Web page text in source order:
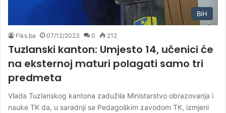
BiH
Fiks.ba 07/12/2023 0 212
Tuzlanski kanton: Umjesto 14, učenici će
na eksternoj maturi polagati samo tri
predmeta
Vlada Tuzlanskog kantona zadužila Ministarstvo obrazovanja i
nauke TK da, u saradnji sa Pedagoškim zavodom TK, izmjeni